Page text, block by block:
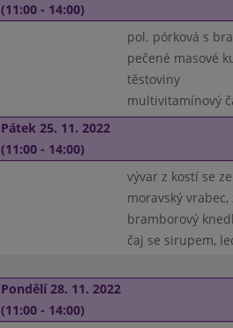
(11:00 - 14:00)
pol. pórková s
pečené masové
těstoviny
multivitamínový
Pátek 25. 11. 2022
(11:00 - 14:00)
vývar z kostí se
moravský vrabec,
bramborový
čaj se sirupem,
Pondělí 28. 11. 2022
(11:00 - 14:00)